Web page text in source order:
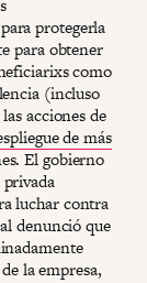
protegerla
para obtener
como
(incluso
acciones de
de más
El gobierno
luchar contra
denunció que
la empresa,